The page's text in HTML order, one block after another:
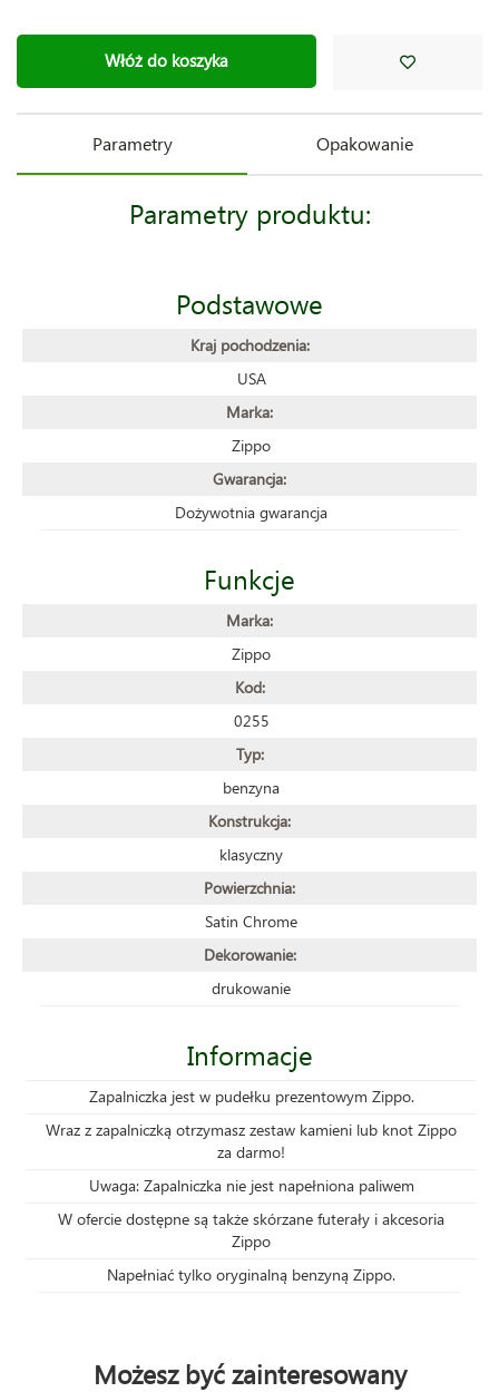
Włóż do koszyka
Parametry Opakowanie
Parametry produktu:
Podstawowe
Kraj pochodzenia:
USA
Marka:
Zippo
Gwarancja:
Dożywotnia gwarancja
Funkcje
Marka:
Zippo
Kod:
0255
Typ:
benzyna
Konstrukcja:
klasyczny
Powierzchnia:
Satin Chrome
Dekorowanie:
drukowanie
Informacje
Zapalniczka jest w pudełku prezentowym Zippo.
Wraz z zapalniczką otrzymasz zestaw kamieni lub knot Zippo
za darmo!
Uwaga: Zapalniczka nie jest napełniona paliwem
W ofercie dostępne są także skórzane futerały i akcesoria
Zippo
Napełniać tylko oryginalną benzyną Zippo.
Możesz być zainteresowany